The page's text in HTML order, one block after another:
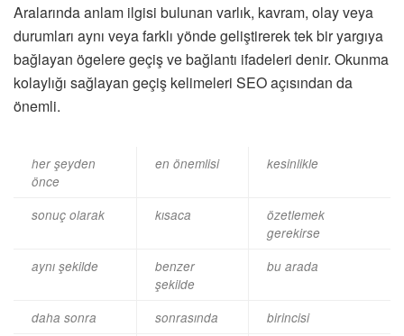
Aralarında anlam ilgisi bulunan varlık, kavram, olay veya
durumları aynı veya farklı yönde geliştirerek tek bir yargıya
bağlayan ögelere geçiş ve bağlantı ifadeleri denir. Okunma
kolaylığı sağlayan geçiş kelimeleri SEO açısından da
önemli.
her şeyden
önce
en önemlisi kesinlikle
sonuç olarak kısaca
özetlemek
gerekirse
aynı şekilde
benzer
şekilde
bu arada
daha sonra sonrasında
birincisi